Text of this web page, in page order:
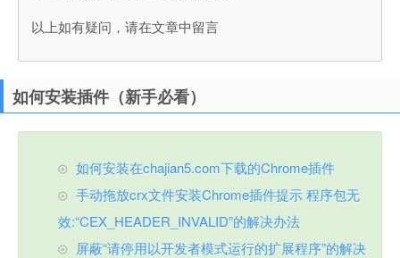
以上如有疑问，请在文章中留言
如何安装插件（新手必看）
如何安装在chajian5.com下载的Chrome插件
手动拖放crx文件安装Chrome插件提示 程序包无
效:“CEX_HEADER_INVALID”的解决办法
屏蔽“请停用以开发者模式运行的扩展程序”的解决